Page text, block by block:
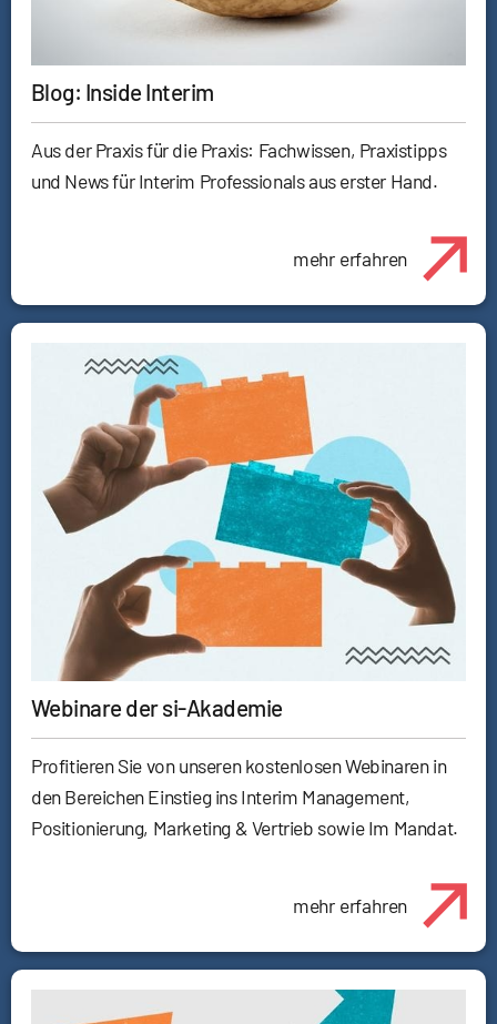
Blog: Inside Interim
Aus der Praxis für die Praxis: Fachwissen, Praxistipps
und News für Interim Professionals aus erster Hand.
mehr erfahren
Webinare der si-Akademie
Profitieren Sie von unseren kostenlosen Webinaren in
den Bereichen Einstieg ins Interim Management,
Positionierung, Marketing & Vertrieb sowie Im Mandat.
mehr erfahren